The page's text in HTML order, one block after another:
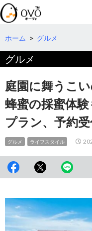
検
索
コ
テ
ツ
へ
動
ホーム > グルメ
グルメ
庭園に舞うこ
蜂蜜の採蜜体
プラン、予約
グルメ ライフスタイル